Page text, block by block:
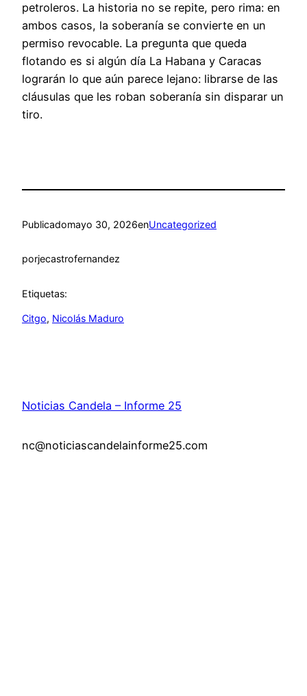
petroleros. La historia no se repite, pero rima: en
ambos casos, la soberanía se convierte en un
permiso revocable. La pregunta que queda
flotando es si algún día La Habana y Caracas
lograrán lo que aún parece lejano: librarse de las
cláusulas que les roban soberanía sin disparar un
tiro.
Publicadomayo 30, 2026enUncategorized
porjecastrofernandez
Etiquetas:
Citgo, Nicolás Maduro
Noticias Candela – Informe 25
nc@noticiascandelainforme25.com